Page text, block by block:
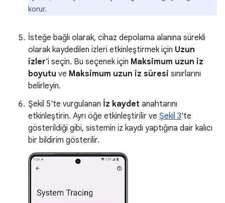
korur.
İsteğe bağlı olarak, cihaz depolama alanına sürekli
olarak kaydedilen izleri etkinleştirmek için Uzun
izler'i seçin. Bu seçenek için Maksimum uzun iz
boyutu ve Maksimum uzun iz süresi sınırlarını
belirleyin.
Şekil 5'te vurgulanan İz kaydet anahtarını
etkinleştirin. Ayrı öğe etkinleştirilir ve Şekil 3'te
gösterildiği gibi, sistemin iz kaydı yaptığına dair kalıcı
bir bildirim gösterilir.